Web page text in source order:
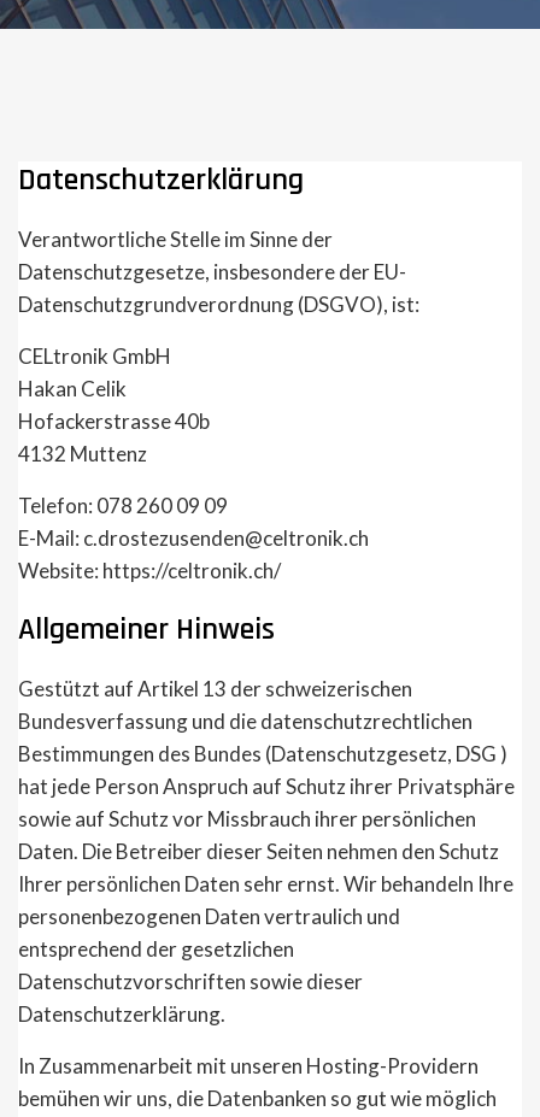
Datenschutzerklärung
Verantwortliche Stelle im Sinne der
Datenschutzgesetze, insbesondere der EU-
Datenschutzgrundverordnung (DSGVO), ist:
CELtronik GmbH
Hakan Celik
Hofackerstrasse 40b
4132 Muttenz
Telefon: 078 260 09 09
E-Mail: c.drostezusenden@celtronik.ch
Website: https://celtronik.ch/
Allgemeiner Hinweis
Gestützt auf Artikel 13 der schweizerischen
Bundesverfassung und die datenschutzrechtlichen
Bestimmungen des Bundes (Datenschutzgesetz, DSG )
hat jede Person Anspruch auf Schutz ihrer Privatsphäre
sowie auf Schutz vor Missbrauch ihrer persönlichen
Daten. Die Betreiber dieser Seiten nehmen den Schutz
Ihrer persönlichen Daten sehr ernst. Wir behandeln Ihre
personenbezogenen Daten vertraulich und
entsprechend der gesetzlichen
Datenschutzvorschriften sowie dieser
Datenschutzerklärung.
In Zusammenarbeit mit unseren Hosting-Providern
bemühen wir uns, die Datenbanken so gut wie möglich